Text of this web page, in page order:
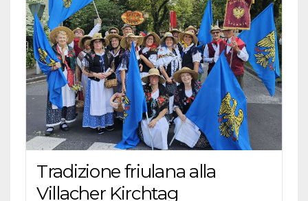
Tradizione friulana alla
Villacher Kirchtag